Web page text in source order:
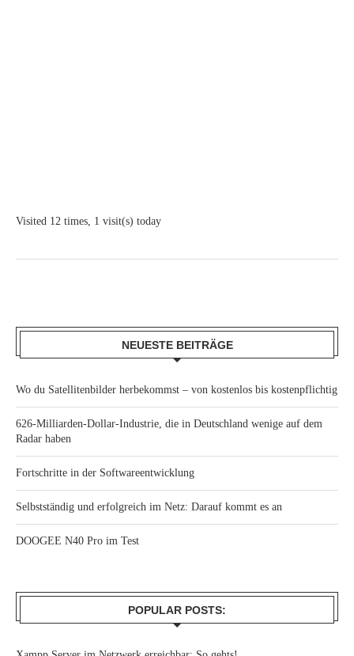
Visited 12 times, 1 visit(s) today
NEUESTE BEITRÄGE
Wo du Satellitenbilder herbekommst – von kostenlos bis kostenpflichtig
626-Milliarden-Dollar-Industrie, die in Deutschland wenige auf dem
Radar haben
Fortschritte in der Softwareentwicklung
Selbstständig und erfolgreich im Netz: Darauf kommt es an
DOOGEE N40 Pro im Test
POPULAR POSTS: